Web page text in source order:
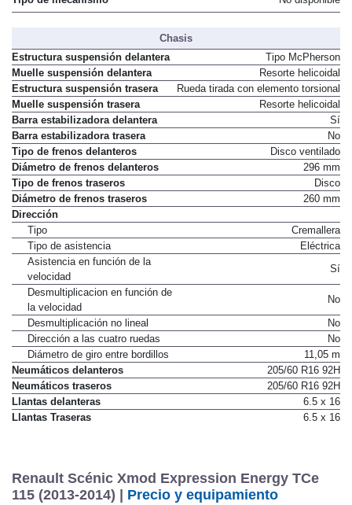
Chasis
Estructura suspensión delantera
Tipo McPherson
Muelle suspensión delantera
Resorte helicoidal
Estructura suspensión trasera
Rueda tirada con elemento torsional
Muelle suspensión trasera
Resorte helicoidal
Barra estabilizadora delantera
Sí
Barra estabilizadora trasera
No
Tipo de frenos delanteros
Disco ventilado
Diámetro de frenos delanteros
296 mm
Tipo de frenos traseros
Disco
Diámetro de frenos traseros
260 mm
Dirección
Tipo
Cremallera
Tipo de asistencia
Eléctrica
Asistencia en función de la
velocidad
Sí
Desmultiplicacion en función de
la velocidad
No
Desmultiplicación no lineal
No
Dirección a las cuatro ruedas
No
Diámetro de giro entre bordillos
11,05 m
Neumáticos delanteros
205/60 R16 92H
Neumáticos traseros
205/60 R16 92H
Llantas delanteras
6.5 x 16
Llantas Traseras
6.5 x 16
Renault Scénic Xmod Expression Energy TCe
115 (2013-2014) | Precio y equipamiento